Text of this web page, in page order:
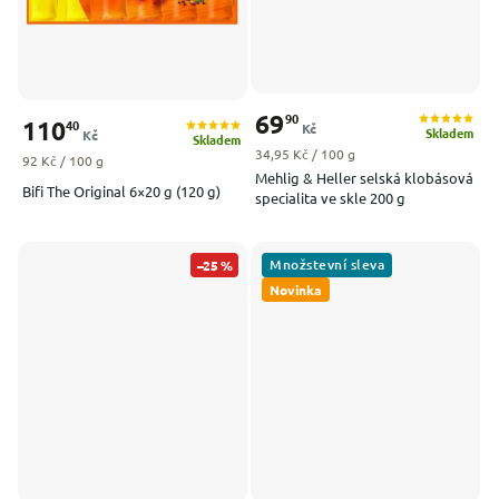
Bifi The Original 6×20 g (120 g)
Skladem
11040
Kč
Měrná cena:
92 Kč / 100 g
Mehlig & Heller selská klobásová
specialita ve skle 200 g
Skladem
6990
Kč
Měrná cena:
34,95 Kč / 100 g
–25 %
Novinka
Množstevní sleva